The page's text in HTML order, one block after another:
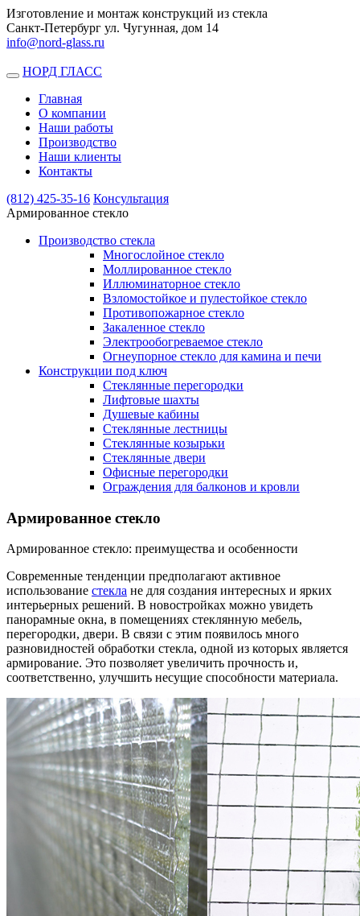
Изготовление и монтаж конструкций из стекла
Санкт-Петербург ул. Чугунная, дом 14
info@nord-glass.ru
Toggle
navigation
НОРД ГЛАСС
Главная
О компании
Наши работы
Производство
Наши клиенты
Контакты
(812) 425-35-16 Консультация
Армированное стекло
Производство стекла
Многослойное стекло
Моллированное стекло
Иллюминаторное стекло
Взломостойкое и пулестойкое стекло
Противопожарное стекло
Закаленное стекло
Электрообогреваемое стекло
Огнеупорное стекло для камина и печи
Конструкции под ключ
Стеклянные перегородки
Лифтовые шахты
Душевые кабины
Cтеклянные лестницы
Cтеклянные козырьки
Cтеклянные двери
Офисные перегородки
Ограждения для балконов и кровли
Армированное стекло
Армированное стекло: преимущества и особенности
Современные тенденции предполагают активное
использование стекла не для создания интересных и ярких
интерьерных решений. В новостройках можно увидеть
панорамные окна, в помещениях стеклянную мебель,
перегородки, двери. В связи с этим появилось много
разновидностей обработки стекла, одной из которых является
армирование. Это позволяет увеличить прочность и,
соответственно, улучшить несущие способности материала.